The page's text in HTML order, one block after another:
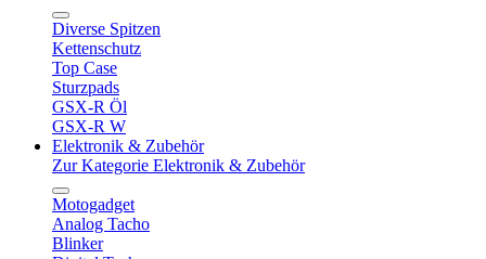
Diverse Spitzen
Kettenschutz
Top Case
Sturzpads
GSX-R Öl
GSX-R W
Elektronik & Zubehör
Zur Kategorie Elektronik & Zubehör
Motogadget
Analog Tacho
Blinker